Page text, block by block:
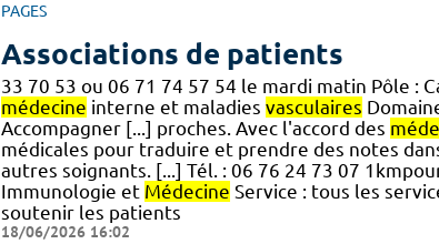
PAGES
Associations de patients
33 70 53 ou 06 71 74 57 54 le mardi matin Pôle :
médecine interne et maladies vasculaires
Accompagner [...] proches. Avec l'accord des
médicales pour traduire et prendre des notes
autres soignants. [...] Tél. : 06 76 24 73 07
Immunologie et Médecine Service : tous les
soutenir les patients
18/06/2026 16:02